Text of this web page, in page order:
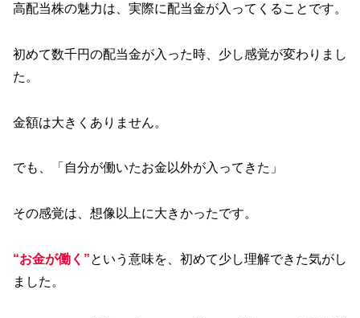
高配当株の魅力は、実際に配当金が入ってくることです。
初めて数千円の配当金が入った時、少し感覚が変わりまし
た。
金額は大きくありません。
でも、「自分が働いたお金以外が入ってきた」
その感覚は、想像以上に大きかったです。
“お金が働く”という意味を、初めて少し理解できた気がし
ました。